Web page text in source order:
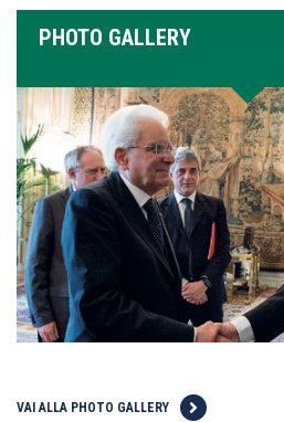
PHOTO GALLERY
VAI ALLA PHOTO GALLERY